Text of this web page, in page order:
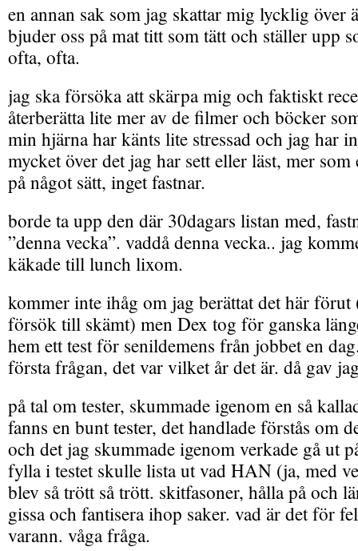
en annan sak som jag skattar mig lycklig över
bjuder oss på mat titt som tätt och ställer upp
ofta, ofta.
jag ska försöka att skärpa mig och faktiskt
återberätta lite mer av de filmer och böcker
min hjärna har känts lite stressad och jag har
mycket över det jag har sett eller läst, mer
på något sätt, inget fastnar.
borde ta upp den där 30dagars listan med,
”denna vecka”. vaddå denna vecka.. jag
käkade till lunch lixom.
kommer inte ihåg om jag berättat det här förut
försök till skämt) men Dex tog för ganska
hem ett test för senildemens från jobbet en
första frågan, det var vilket år det är. då gav
på tal om tester, skummade igenom en så
fanns en bunt tester, det handlade förstås om
och det jag skummade igenom verkade gå ut
fylla i testet skulle lista ut vad HAN (ja, med
blev så trött så trött. skitfasoner, hålla på och
gissa och fantisera ihop saker. vad är det för
varann. våga fråga.